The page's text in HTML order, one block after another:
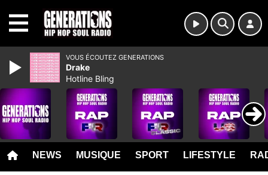
NEWS MUSIQUE SPORT LIFESTYLE
VOUS ÉCOUTEZ GENERATIONS
Drake
Hotline Bling